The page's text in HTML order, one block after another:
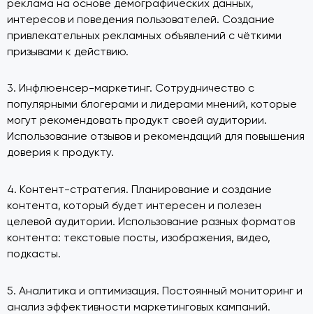
реклама на основе демографических данных,
интересов и поведения пользователей. Создание
привлекательных рекламных объявлений с чёткими
призывами к действию.
3. Инфлюенсер-маркетинг. Сотрудничество с
популярными блогерами и лидерами мнений, которые
могут рекомендовать продукт своей аудитории.
Использование отзывов и рекомендаций для повышения
доверия к продукту.
4. Контент-стратегия. Планирование и создание
контента, который будет интересен и полезен
целевой аудитории. Использование разных форматов
контента: текстовые посты, изображения, видео,
подкасты.
5. Аналитика и оптимизация. Постоянный мониторинг и
анализ эффективности маркетинговых кампаний.